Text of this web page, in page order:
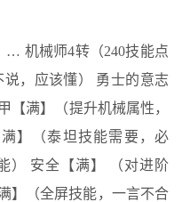
… 机械师4转（240技能点
，应该懂） 勇士的意志
满】（提升机械属性，
】（泰坦技能需要，必
） 安全【满】 （对进阶
】（全屏技能，一言不合